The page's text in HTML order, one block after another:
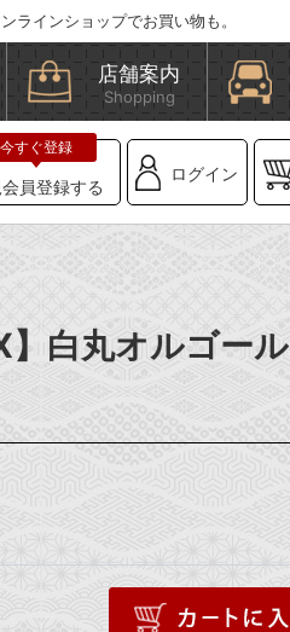
ラインショップでお買い物も。
店舗案内
Shopping
員登録する
ログイン
】白丸オルゴール